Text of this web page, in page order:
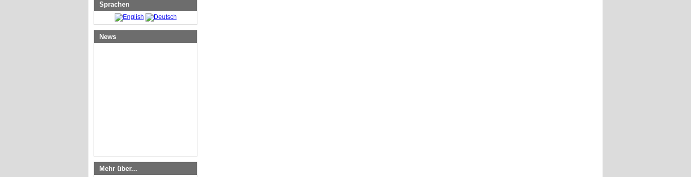
Sprachen
News
Mehr über...